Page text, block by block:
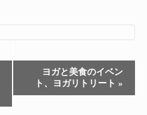
ヨガと美食のイベン
ト、ヨガリトリート »